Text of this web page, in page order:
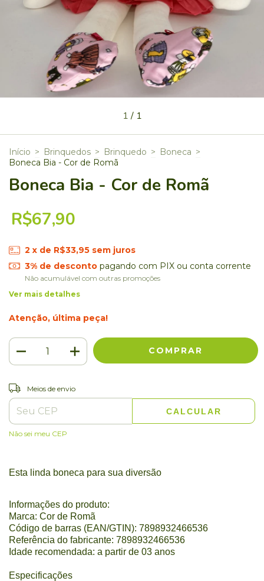
1/ 1
Início > Brinquedos > Brinquedo > Boneca >
Boneca Bia - Cor de Romã
Boneca Bia - Cor de Romã
R$67,90
2 x de R$33,95 sem juros
3% de descontopagando com PIX ou conta corrente
Não acumulável com outras promoções
Ver mais detalhes
Atenção, última peça!
Entregas para o CEP:
Meios de envio
CALCULAR
Não sei meu CEP
Esta linda boneca para sua diversão
Informações do produto:
Marca: Cor de Romã
Código de barras (EAN/GTIN): 7898932466536
Referência do fabricante: 7898932466536
Idade recomendada: a partir de 03 anos
Especificações